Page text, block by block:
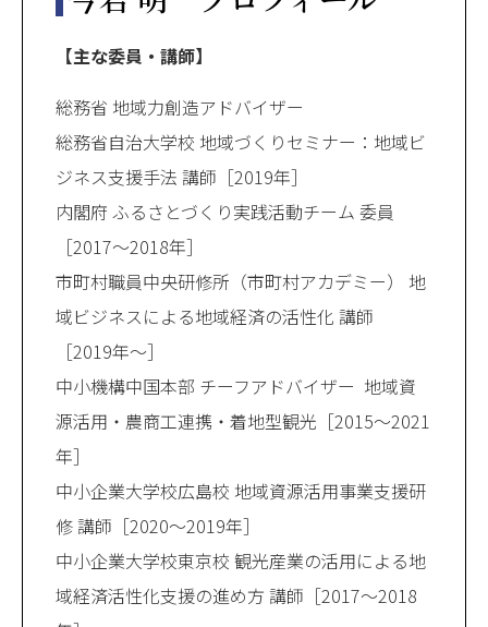
【主な委員・講師】
総務省 地域力創造アドバイザー
総務省自治大学校 地域づくりセミナー：地域ビ
ジネス支援手法 講師［2019年］
内閣府 ふるさとづくり実践活動チーム 委員
［2017～2018年］
市町村職員中央研修所（市町村アカデミー） 地
域ビジネスによる地域経済の活性化 講師
［2019年～］
中小機構中国本部 チーフアドバイザー 地域資
源活用・農商工連携・着地型観光［2015～2021
年］
中小企業大学校広島校 地域資源活用事業支援研
修 講師［2020～2019年］
中小企業大学校東京校 観光産業の活用による地
域経済活性化支援の進め方 講師［2017～2018